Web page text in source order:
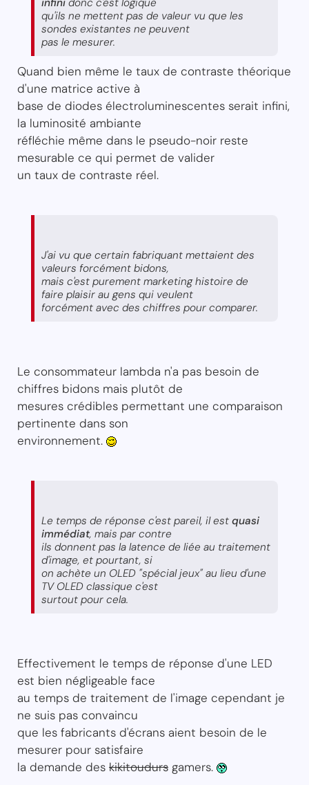
qu'ils ne mettent pas de valeur vu que les
sondes existantes ne peuvent
pas le mesurer.
Quand bien même le taux de contraste théorique
d'une matrice active à
base de diodes électroluminescentes serait infini,
la luminosité ambiante
réfléchie même dans le pseudo-noir reste
mesurable ce qui permet de valider
un taux de contraste réel.
J'ai vu que certain fabriquant mettaient des
valeurs forcément bidons,
mais c'est purement marketing histoire de
faire plaisir au gens qui veulent
forcément avec des chiffres pour comparer.
Le consommateur lambda n'a pas besoin de
chiffres bidons mais plutôt de
mesures crédibles permettant une comparaison
pertinente dans son
environnement.
Le temps de réponse c'est pareil, il est quasi
immédiat, mais par contre
ils donnent pas la latence de liée au traitement
d'image, et pourtant, si
on achète un OLED "spécial jeux" au lieu d'une
TV OLED classique c'est
surtout pour cela.
Effectivement le temps de réponse d'une LED
est bien négligeable face
au temps de traitement de l'image cependant je
ne suis pas convaincu
que les fabricants d'écrans aient besoin de le
mesurer pour satisfaire
la demande des kikitoudurs gamers.